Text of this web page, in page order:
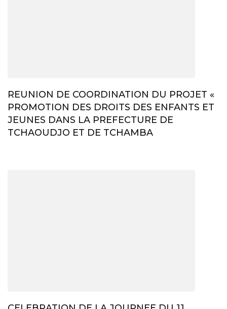
REUNION DE COORDINATION DU PROJET «
PROMOTION DES DROITS DES ENFANTS ET
JEUNES DANS LA PREFECTURE DE
TCHAOUDJO ET DE TCHAMBA